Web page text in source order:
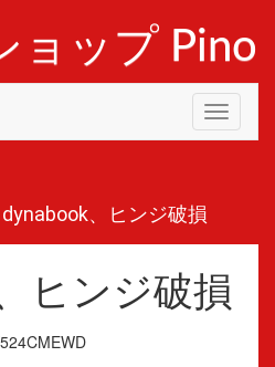
ョップ Pino
Toggle
dynabook、ヒンジ破損
ヒンジ破損